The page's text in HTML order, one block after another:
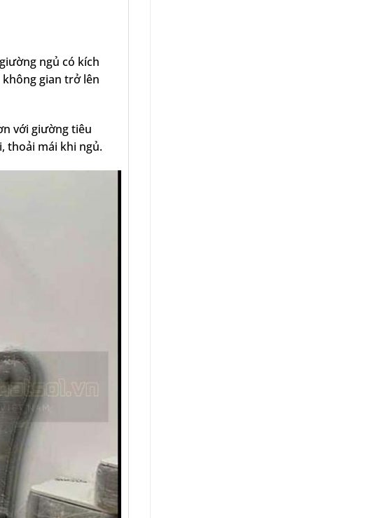
ngủ có kích
gian trở lên
với giường tiêu
thoải mái khi ngủ.